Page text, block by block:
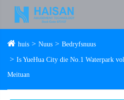
huis Nuus Bedryfsnuus
Is YueHua City die No.1 Waterpark
Meituan